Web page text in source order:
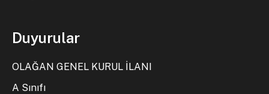
Duyurular
OLAĞAN GENEL KURUL İLANI
A Sınıfı